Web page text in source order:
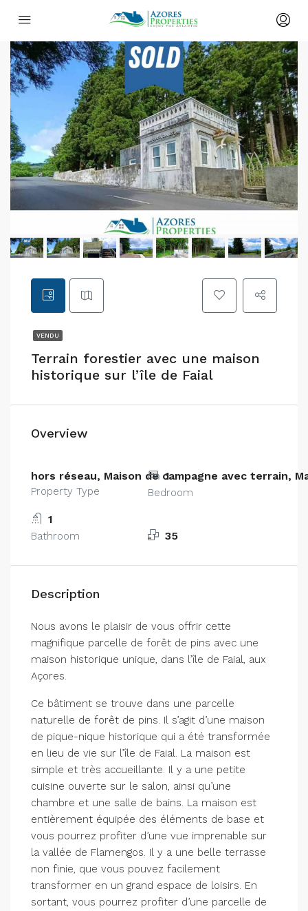
VENDU
Terrain forestier avec une maison
historique sur l’île de Faial
Overview
hors réseau, Maison de campagne avec terrain,
Property Type
1
Bedroom
1
Bathroom 35
Description
Nous avons le plaisir de vous offrir cette
magnifique parcelle de forêt de pins avec une
maison historique unique, dans l’île de Faial, aux
Açores.
Ce bâtiment se trouve dans une parcelle
naturelle de forêt de pins. Il s’agit d’une maison
de pique-nique historique qui a été transformée
en lieu de vie sur l’île de Faial. La maison est
simple et très accueillante. Il y a une petite
cuisine ouverte sur le salon, ainsi qu’une
chambre et une salle de bains. La maison est
entièrement équipée des éléments de base et
vous pourrez profiter d’une vue imprenable sur
la vallée de Flamengos. Il y a une belle terrasse
non finie, que vous pouvez facilement
transformer en un grand espace de loisirs. En
sortant, vous pourrez profiter d’une parcelle de